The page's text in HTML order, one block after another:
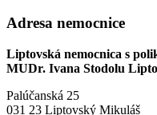
Adresa nemocnice
Liptovská nemocnica s
MUDr. Ivana Stodolu
Palúčanská 25
031 23 Liptovský Mikuláš